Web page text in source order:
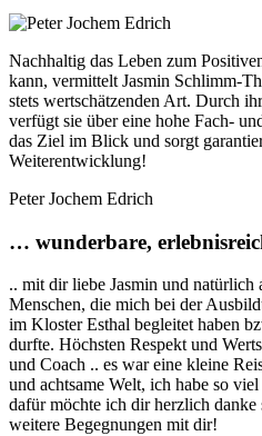
Nachhaltig das Leben zum
kann, vermittelt Jasmin Schlimm-
stets wertschätzenden Art. Durch
verfügt sie über eine hohe Fach-
das Ziel im Blick und sorgt
Weiterentwicklung!
Peter Jochem Edrich
… wunderbare,
.. mit dir liebe Jasmin und natürlich
Menschen, die mich bei der
im Kloster Esthal begleitet haben
durfte. Höchsten Respekt und
und Coach .. es war eine kleine
und achtsame Welt, ich habe so
dafür möchte ich dir herzlich danke
weitere Begegnungen mit dir!